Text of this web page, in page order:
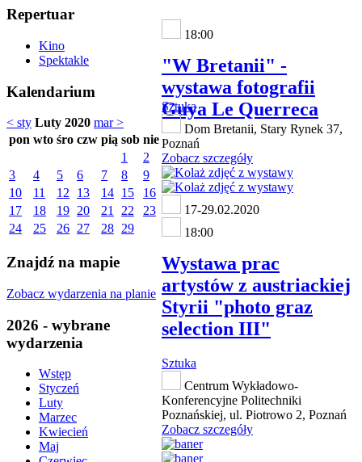
Repertuar
Kino
Spektakle
Kalendarium
< sty Luty 2020 mar >
pon wto śro czw pią sob nie
1
2
3
4 5 6 7 8
9
10
11 12 13 14 15
16
17
18 19 20 21 22
23
24
25 26 27 28 29
Znajdź na mapie
Zobacz wydarzenia na planie
2026 - wybrane
wydarzenia
Wstęp
Styczeń
Luty
Marzec
Kwiecień
Maj
18:00
"W Bretanii" -
wystawa fotografii
Guya Le Querreca
Sztuka
Dom Bretanii, Stary Rynek 37,
Poznań
Zobacz szczegóły
17-29.02.2020
18:00
Wystawa prac
artystów z austriackiej
Styrii "photo graz
selection III"
Sztuka
Centrum Wykładowo-
Konferencyjne Politechniki
Poznańskiej, ul. Piotrowo 2, Poznań
Zobacz szczegóły